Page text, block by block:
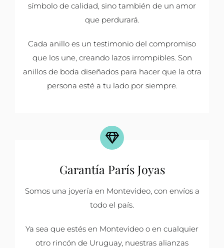
símbolo de calidad, sino también de un amor
que perdurará.
Cada anillo es un testimonio del compromiso
que los une, creando lazos irrompibles. Son
anillos de boda diseñados para hacer que la otra
persona esté a tu lado por siempre.
Garantía París Joyas
Somos una joyería en Montevideo, con envíos a
todo el país.
Ya sea que estés en Montevideo o en cualquier
otro rincón de Uruguay, nuestras alianzas